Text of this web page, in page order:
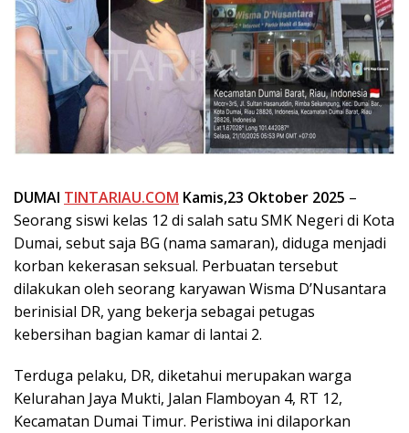
DUMAI TINTARIAU.COM Kamis,23 Oktober 2025 –
Seorang siswi kelas 12 di salah satu SMK Negeri di Kota
Dumai, sebut saja BG (nama samaran), diduga menjadi
korban kekerasan seksual. Perbuatan tersebut
dilakukan oleh seorang karyawan Wisma D’Nusantara
berinisial DR, yang bekerja sebagai petugas
kebersihan bagian kamar di lantai 2.
​Terduga pelaku, DR, diketahui merupakan warga
Kelurahan Jaya Mukti, Jalan Flamboyan 4, RT 12,
Kecamatan Dumai Timur. ​Peristiwa ini dilaporkan